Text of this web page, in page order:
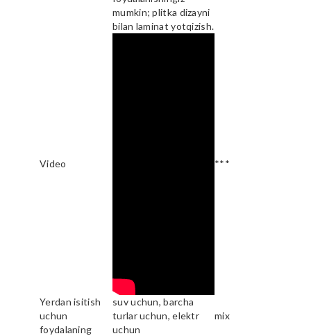
mumkin; plitka dizayni
bilan laminat yotqizish.
Video ***
Yerdan isitish
uchun
foydalaning
suv uchun, barcha
turlar uchun, elektr
uchun
mix